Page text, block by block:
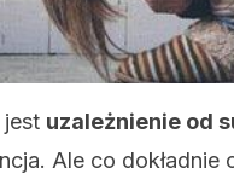
uzależnienie od
Ale co dokładnie